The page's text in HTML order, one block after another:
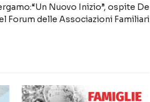
Nuovo Inizio”, ospite De
Forum delle Associazioni Familiari